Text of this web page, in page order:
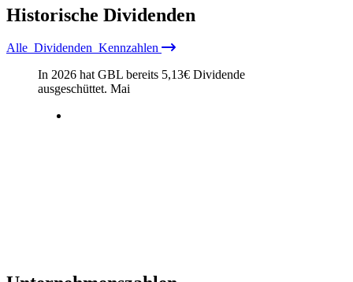
Historische Dividenden
Alle Dividenden Kennzahlen
In 2026 hat GBL bereits 5,13€ Dividende
ausgeschüttet. Mai